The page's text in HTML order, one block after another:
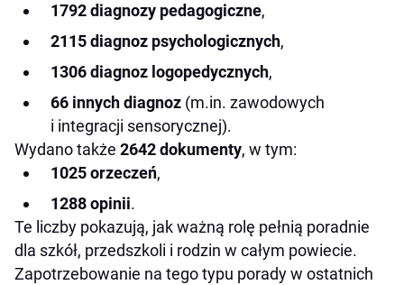
1792 diagnozy pedagogiczne,
2115 diagnoz psychologicznych,
1306 diagnoz logopedycznych,
66 innych diagnoz (m.in. zawodowych
i integracji sensorycznej).
Wydano także 2642 dokumenty, w tym:
1025 orzeczeń,
1288 opinii.
Te liczby pokazują, jak ważną rolę pełnią poradnie
dla szkół, przedszkoli i rodzin w całym powiecie.
Zapotrzebowanie na tego typu porady w ostatnich